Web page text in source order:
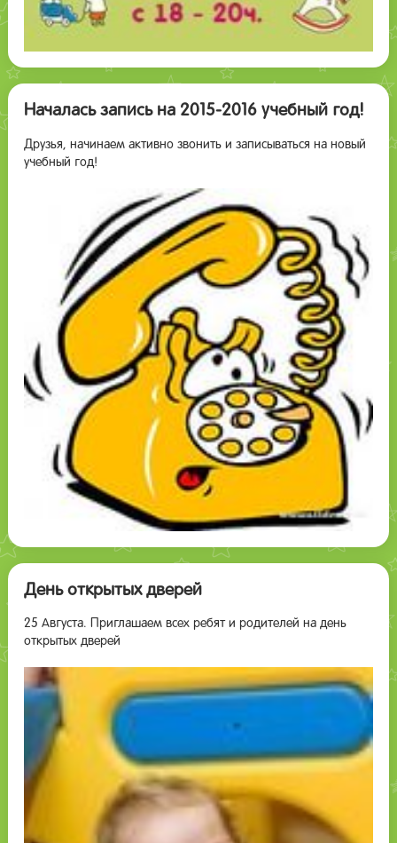
Началась запись на 2015-2016 учебный год!
Друзья, начинаем активно звонить и записываться на новый
учебный год!
День открытых дверей
25 Августа. Приглашаем всех ребят и родителей на день
открытых дверей